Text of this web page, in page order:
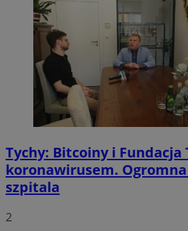
Tychy: Bitcoiny i Fundacja
koronawirusem.
szpitala
2